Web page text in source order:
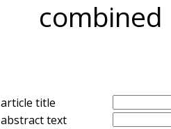
combined
article title
abstract text